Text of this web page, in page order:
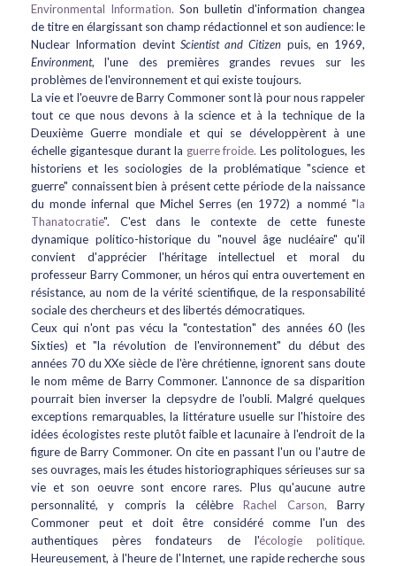
Environmental Information. Son bulletin d'information changea
de titre en élargissant son champ rédactionnel et son audience: le
Nuclear Information devint Scientist and Citizen puis, en 1969,
Environment, l'une des premières grandes revues sur les
problèmes de l'environnement et qui existe toujours.
La vie et l'oeuvre de Barry Commoner sont là pour nous rappeler
tout ce que nous devons à la science et à la technique de la
Deuxième Guerre mondiale et qui se développèrent à une
échelle gigantesque durant la guerre froide.Les politologues, les
historiens et les sociologies de la problématique "science et
guerre" connaissent bien à présent cette période de la naissance
du monde infernal que Michel Serres (en 1972) a nommé "la
Thanatocratie". C'est dans le contexte de cette funeste
dynamique politico-historique du "nouvel âge nucléaire" qu'il
convient d'apprécier l'héritage intellectuel et moral du
professeur Barry Commoner, un héros qui entra ouvertement en
résistance, au nom de la vérité scientifique, de la responsabilité
sociale des chercheurs et des libertés démocratiques.
Ceux qui n'ont pas vécu la "contestation" des années 60 (les
Sixties) et "la révolution de l'environnement" du début des
années 70 du XXe siècle de l'ère chrétienne, ignorent sans doute
le nom même de Barry Commoner. L'annonce de sa disparition
pourrait bien inverser la clepsydre de l'oubli. Malgré quelques
exceptions remarquables, la littérature usuelle sur l'histoire des
idées écologistes reste plutôt faible et lacunaire à l'endroit de la
figure de Barry Commoner. On cite en passant l'un ou l'autre de
ses ouvrages, mais les études historiographiques sérieuses sur sa
vie et son oeuvre sont encore rares. Plus qu'aucune autre
personnalité, y compris la célèbreRachel Carson,Barry
Commoner peut et doit être considéré comme l'un des
authentiques pères fondateurs de l'écologie politique.
Heureusement, à l'heure de l'Internet, une rapide recherche sous